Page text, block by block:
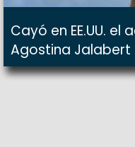
Cayó en EE.UU.
Agostina Jalabert